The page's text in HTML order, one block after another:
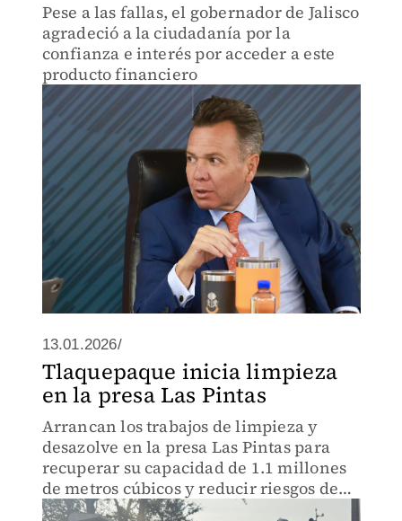
Pese a las fallas, el gobernador de Jalisco
agradeció a la ciudadanía por la
confianza e interés por acceder a este
producto financiero
13.01.2026/
Tlaquepaque inicia limpieza
en la presa Las Pintas
Arrancan los trabajos de limpieza y
desazolve en la presa Las Pintas para
recuperar su capacidad de 1.1 millones
de metros cúbicos y reducir riesgos de
inundación